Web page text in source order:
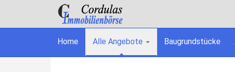
Home Alle Angebote Baugrundstücke